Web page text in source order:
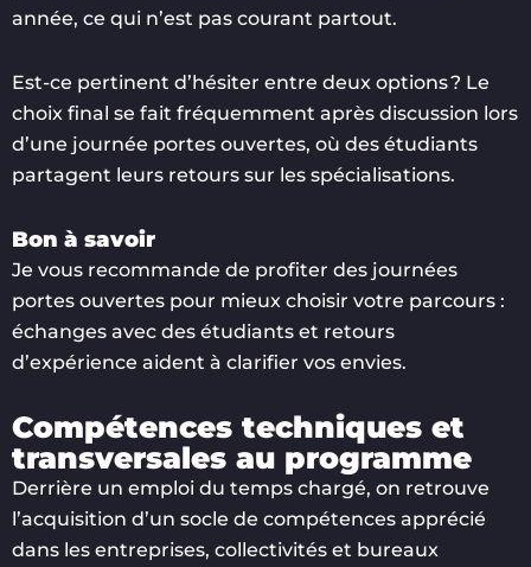
année, ce qui n’est pas courant partout.
Est-ce pertinent d’hésiter entre deux options ? Le
choix final se fait fréquemment après discussion lors
d’une journée portes ouvertes, où des étudiants
partagent leurs retours sur les spécialisations.
Bon à savoir
Je vous recommande de profiter des journées
portes ouvertes pour mieux choisir votre parcours :
échanges avec des étudiants et retours
d’expérience aident à clarifier vos envies.
Compétences techniques et
transversales au programme
Derrière un emploi du temps chargé, on retrouve
l’acquisition d’un socle de compétences apprécié
dans les entreprises, collectivités et bureaux